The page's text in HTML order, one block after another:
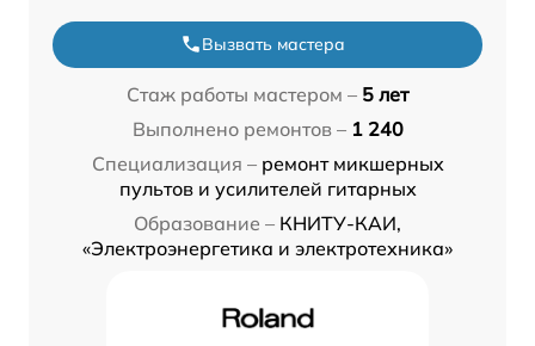
Вызвать мастера
Стаж работы мастером – 5 лет
Выполнено ремонтов – 1 240
Специализация – ремонт микшерных
пультов и усилителей гитарных
Образование – КНИТУ-КАИ,
«Электроэнергетика и электротехника»